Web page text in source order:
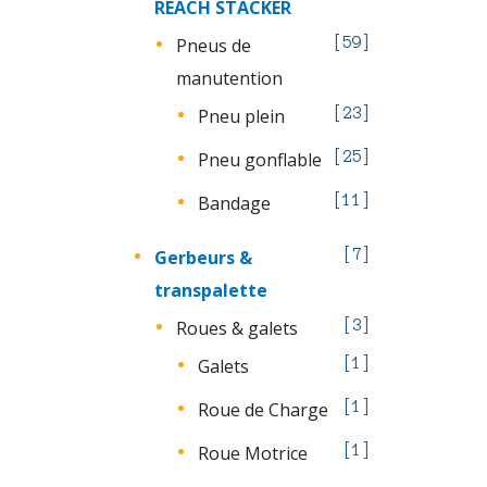
REACH STACKER
Pneus de
manutention
59
Pneu plein 23
Pneu gonflable 25
Bandage 11
Gerbeurs &
transpalette
7
Roues & galets 3
Galets 1
Roue de Charge 1
Roue Motrice 1